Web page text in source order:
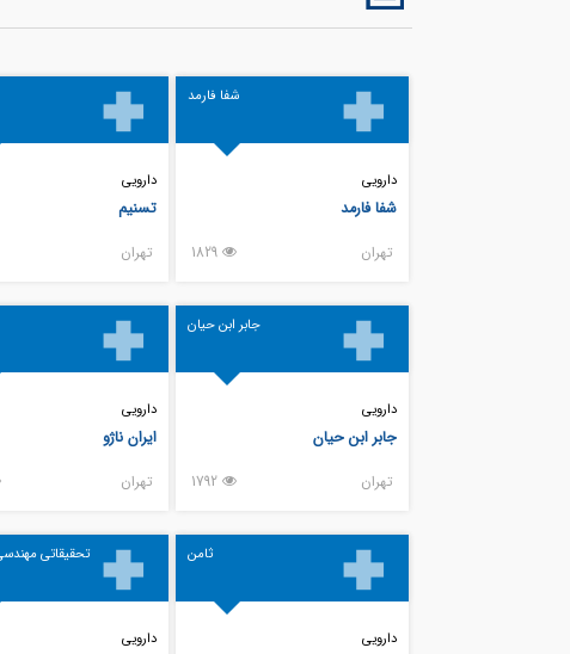
شفا فارمد
دارویی
شفا فارمد
تهران 1829
دارویی
تسنیم
تهران
جابر ابن حیان
دارویی
جابر ابن حیان
تهران 1792
دارویی
ایران ناژو
تهران
ثامن
دارویی
تحقیقاتی
دارویی